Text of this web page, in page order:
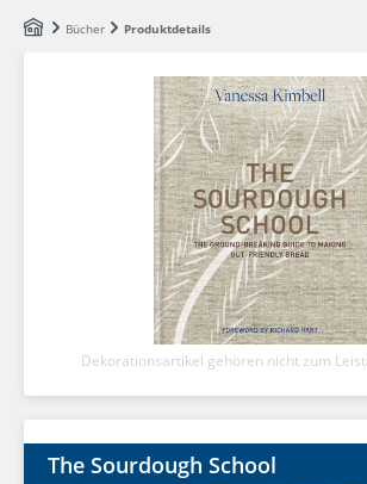
Zum Hauptinhalt springen
Bücher Produktdetails
Dekorationsartikel gehören nicht zum
The Sourdough School